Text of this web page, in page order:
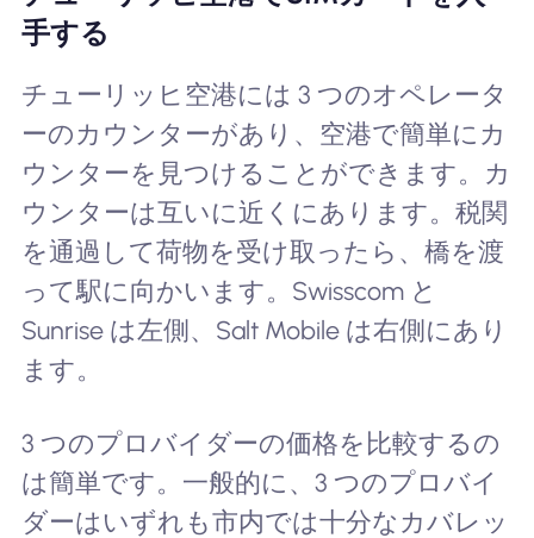
手する
チューリッヒ空港には 3 つのオペレータ
ーのカウンターがあり、空港で簡単にカ
ウンターを見つけることができます。カ
ウンターは互いに近くにあります。税関
を通過して荷物を受け取ったら、橋を渡
って駅に向かいます。Swisscom と
Sunrise は左側、Salt Mobile は右側にあり
ます。
3 つのプロバイダーの価格を比較するの
は簡単です。一般的に、3 つのプロバイ
ダーはいずれも市内では十分なカバレッ